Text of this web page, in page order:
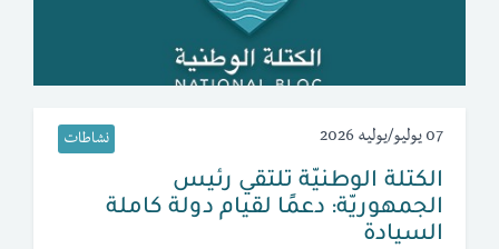
07 يوليو/يوليه 2026 نشاطات
الكتلة الوطنيّة تلتقي رئيس
الجمهوريّة: دعمًا لقيام دولة كاملة
السيادة